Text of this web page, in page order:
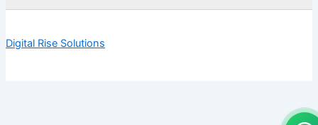
Digital Rise Solutions